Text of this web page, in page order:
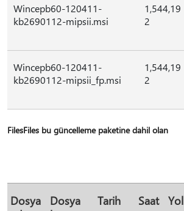
Wincepb60-120411-
kb2690112-mipsii.msi
1,544,19
2
Wincepb60-120411-
kb2690112-mipsii_fp.msi
1,544,19
2
FilesFiles bu güncelleme paketine dahil olan
Dosya
Dosya
Tarih Saat Yol